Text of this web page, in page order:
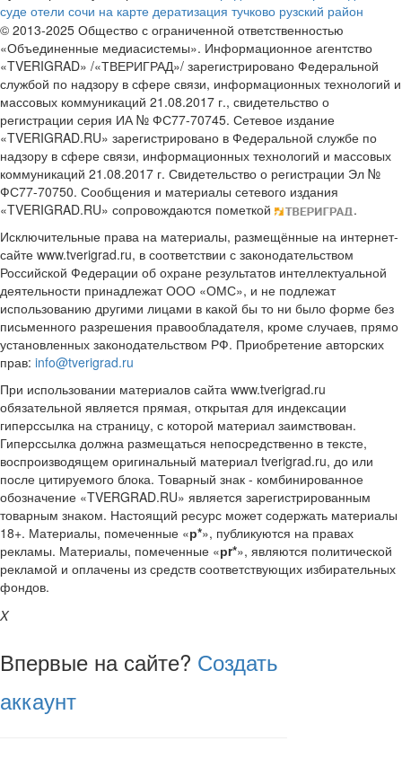
суде отели сочи на карте дератизация тучково рузский район
© 2013-2025 Общество с ограниченной ответственностью
«Объединенные медиасистемы». Информационное агентство
«TVERIGRAD» /«ТВЕРИГРАД»/ зарегистрировано Федеральной
службой по надзору в сфере связи, информационных технологий и
массовых коммуникаций 21.08.2017 г., свидетельство о
регистрации серия ИА № ФС77-70745. Сетевое издание
«TVERIGRAD.RU» зарегистрировано в Федеральной службе по
надзору в сфере связи, информационных технологий и массовых
коммуникаций 21.08.2017 г. Свидетельство о регистрации Эл №
ФС77-70750. Сообщения и материалы сетевого издания
«TVERIGRAD.RU» сопровождаются пометкой
.
Исключительные права на материалы, размещённые на интернет-
сайте www.tverigrad.ru, в соответствии с законодательством
Российской Федерации об охране результатов интеллектуальной
деятельности принадлежат ООО «ОМС», и не подлежат
использованию другими лицами в какой бы то ни было форме без
письменного разрешения правообладателя, кроме случаев, прямо
установленных законодательством РФ. Приобретение авторских
прав: info@tverigrad.ru
При использовании материалов сайта www.tverigrad.ru
обязательной является прямая, открытая для индексации
гиперссылка на страницу, с которой материал заимствован.
Гиперссылка должна размещаться непосредственно в тексте,
воспроизводящем оригинальный материал tverigrad.ru, до или
после цитируемого блока. Товарный знак - комбинированное
обозначение «TVERGRAD.RU» является зарегистрированным
товарным знаком. Настоящий ресурс может содержать материалы
18+. Материалы, помеченные «р*», публикуются на правах
рекламы. Материалы, помеченные «рr*», являются политической
рекламой и оплачены из средств соответствующих избирательных
фондов.
X
Впервые на сайте? Создать
аккаунт